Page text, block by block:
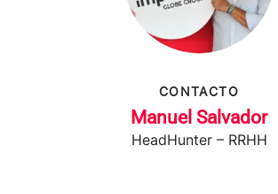
CONTACTO
Manuel Salvador
HeadHunter – RRHH